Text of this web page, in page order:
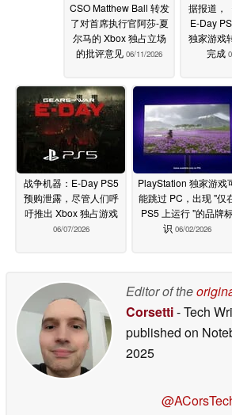
CSO Matthew Ball 转发
了对首席执行官阿莎-夏
尔马的 Xbox 独占立场
的批评意见 06/11/2026
据报道，
E-Day
独家游戏
完成
战争机器：E-Day PS5
预购泄露，尽管人们呼
吁推出 Xbox 独占游戏
06/07/2026
PlayStation 独家游戏
能跳过 PC，出现 "仅
PS5 上运行 "的品牌
识 06/02/2026
Editor of the
Corsetti- Tech
published on
2025